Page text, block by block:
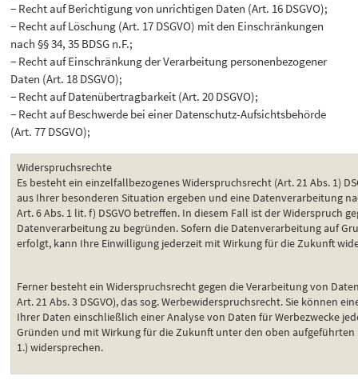
− Recht auf Berichtigung von unrichtigen Daten (Art. 16 DSGVO);
− Recht auf Löschung (Art. 17 DSGVO) mit den Einschränkungen
nach §§ 34, 35 BDSG n.F.;
− Recht auf Einschränkung der Verarbeitung personenbezogener
Daten (Art. 18 DSGVO);
− Recht auf Datenübertragbarkeit (Art. 20 DSGVO);
− Recht auf Beschwerde bei einer Datenschutz-Aufsichtsbehörde
(Art. 77 DSGVO);
Widerspruchsrechte
Es besteht ein einzelfallbezogenes Widerspruchsrecht (Art. 21 Abs. 1)
aus Ihrer besonderen Situation ergeben und eine Datenverarbeitung
Art. 6 Abs. 1 lit. f) DSGVO betreffen. In diesem Fall ist der Widerspruch
Datenverarbeitung zu begründen. Sofern die Datenverarbeitung auf
erfolgt, kann Ihre Einwilligung jederzeit mit Wirkung für die Zukunft
Ferner besteht ein Widerspruchsrecht gegen die Verarbeitung von
Art. 21 Abs. 3 DSGVO), das sog. Werbewiderspruchsrecht. Sie können
Ihrer Daten einschließlich einer Analyse von Daten für Werbezwecke
Gründen und mit Wirkung für die Zukunft unter den oben
1.) widersprechen.